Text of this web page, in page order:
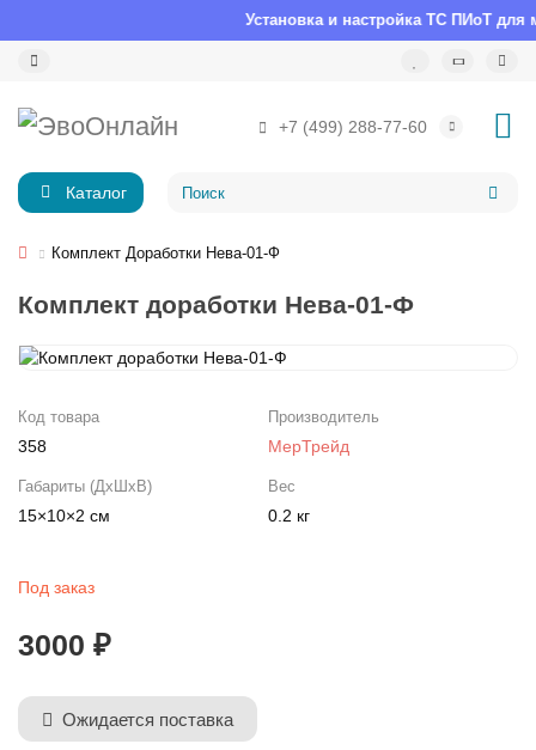
Установка и настройка ТС ПИоТ для
+7 (499) 288-77-60
Каталог
Комплект Доработки Нева-01-Ф
Комплект доработки Нева-01-Ф
Код товара
358
Производитель
МерТрейд
Габариты (ДхШхВ)
15×10×2 см
Вес
0.2 кг
Под заказ
3000 ₽
Ожидается поставка